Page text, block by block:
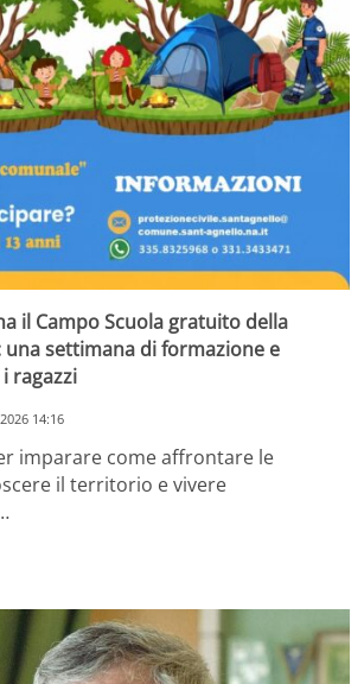
il Campo Scuola gratuito della
una settimana di formazione e
ragazzi
14:16
imparare come affrontare le
il territorio e vivere